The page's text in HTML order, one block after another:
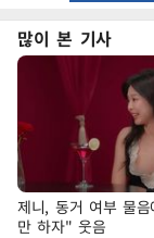
많이 본 기사
제니, 동거 여부 물
만 하자" 웃음